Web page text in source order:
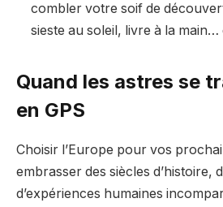
combler votre soif de
sieste au soleil, livre à la main…
Quand les astres se
en GPS
Choisir l’Europe pour vos
embrasser des siècles d’histoire,
d’expériences humaines